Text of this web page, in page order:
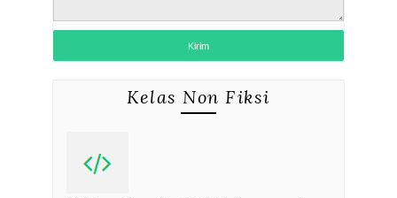
Kelas Non Fiksi